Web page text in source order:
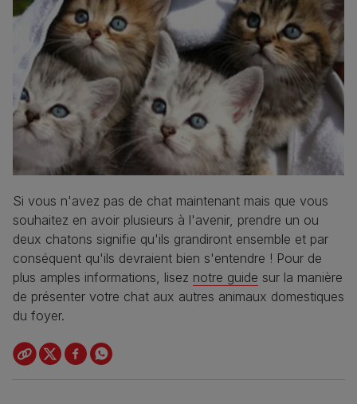
Si vous n'avez pas de chat maintenant mais que vous
souhaitez en avoir plusieurs à l'avenir, prendre un ou
deux chatons signifie qu'ils grandiront ensemble et par
conséquent qu'ils devraient bien s'entendre ! Pour de
plus amples informations, lisez notre guide sur la manière
de présenter votre chat aux autres animaux domestiques
du foyer.